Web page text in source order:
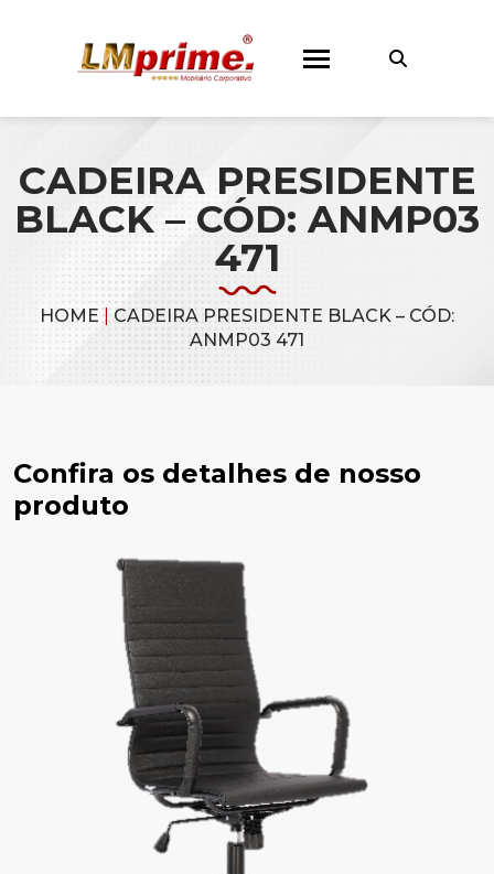
CADEIRA PRESIDENTE
BLACK – CÓD: ANMP03
471
HOME | CADEIRA PRESIDENTE BLACK – CÓD:
ANMP03 471
Confira os detalhes de nosso
produto